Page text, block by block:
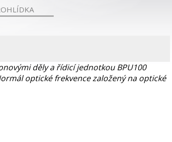
děly a řídicí jednotkou BPU100
optické frekvence založený na optické